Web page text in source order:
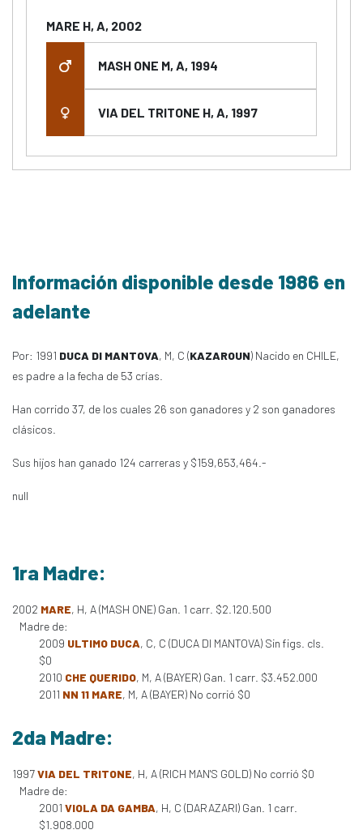
MARE H, A, 2002
MASH ONE M, A, 1994
VIA DEL TRITONE H, A, 1997
Información disponible desde 1986 en
adelante
Por: 1991 DUCA DI MANTOVA, M, C (KAZAROUN) Nacido en CHILE,
es padre a la fecha de 53 crías.
Han corrido 37, de los cuales 26 son ganadores y 2 son ganadores
clásicos.
Sus hijos han ganado 124 carreras y $159,653,464.-
null
1ra Madre:
2002 MARE, H, A (MASH ONE) Gan. 1 carr. $2.120.500
Madre de:
2009 ULTIMO DUCA, C, C (DUCA DI MANTOVA) Sin figs. cls.
$0
2010 CHE QUERIDO, M, A (BAYER) Gan. 1 carr. $3.452.000
2011 NN 11 MARE, M, A (BAYER) No corrió $0
2da Madre:
1997VIA DEL TRITONE, H, A (RICH MAN'S GOLD) No corrió $0
Madre de:
2001 VIOLA DA GAMBA, H, C (DARAZARI) Gan. 1 carr.
$1.908.000